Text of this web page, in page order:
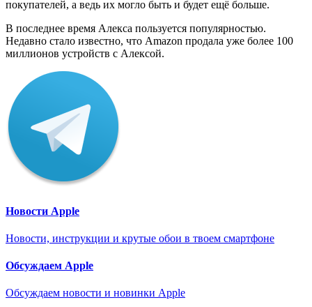
покупателей, а ведь их могло быть и будет ещё больше.
В последнее время Алекса пользуется популярностью.
Недавно стало известно, что Amazon продала уже более 100
миллионов устройств с Алексой.
Новости Apple
Новости, инструкции и крутые обои в твоем смартфоне
Обсуждаем Apple
Обсуждаем новости и новинки Apple